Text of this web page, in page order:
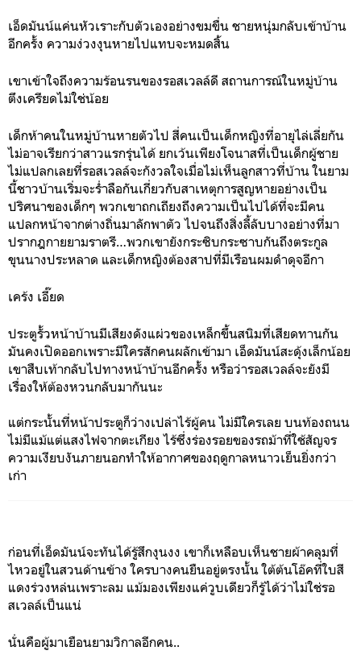
เอ็ดมันน์แค่นหัวเราะกับตัวเองอย่างขมขื่น ชายหนุ่มกลับเข้าบ้าน
อีกครั้ง ความง่วงงุนหายไปแทบจะหมดสิ้น
เขาเข้าใจถึงความร้อนรนของรอสเวลล์ดี สถานการณ์ในหมู่บ้าน
ตึงเครียดไม่ใช่น้อย
เด็กห้าคนในหมู่บ้านหายตัวไป สี่คนเป็นเด็กหญิงที่อายุไล่เลี่ยกัน
ไม่อาจเรียกว่าสาวแรกรุ่นได้ ยกเว้นเพียงโจนาสที่เป็นเด็กผู้ชาย
ไม่แปลกเลยที่รอสเวลล์จะกังวลใจเมื่อไม่เห็นลูกสาวที่บ้าน ในยาม
นี้ชาวบ้านเริ่มจะร่ำลือกันเกี่ยวกับสาเหตุการสูญหายอย่างเป็น
ปริศนาของเด็กๆ พวกเขาถกเถียงถึงความเป็นไปได้ที่จะมีคน
แปลกหน้าจากต่างถิ่นมาลักพาตัว ไปจนถึงสิ่งลี้ลับบางอย่างที่มา
ปรากฎกายยามราตรี…พวกเขายังกระซิบกระซาบกันถึงตระกูล
ขุนนางประหลาด และเด็กหญิงต้องสาปที่มีเรือนผมดำดุจอีกา
เคร้ง เอี๊ยด
ประตูรั้วหน้าบ้านมีเสียงดังแผ่วของเหล็กขึ้นสนิมที่เสียดทานกัน
มันคงเปิดออกเพราะมีใครสักคนผลักเข้ามา เอ็ดมันน์สะดุ้งเล็กน้อย
เขาสืบเท้ากลับไปทางหน้าบ้านอีกครั้ง หรือว่ารอสเวลล์จะยังมี
เรื่องให้ต้องหวนกลับมากันนะ
แต่กระนั้นที่หน้าประตูก็ว่างเปล่าไร้ผู้คน ไม่มีใครเลย บนท้องถนน
ไม่มีแม้แต่แสงไฟจากตะเกียง ไร้ซึ่งร่องรอยของรถม้าที่ใช้สัญจร
ความเงียบงันภายนอกทำให้อากาศของฤดูกาลหนาวเย็นยิ่งกว่า
เก่า
ก่อนที่เอ็ดมันน์จะทันได้รู้สึกงุนงง เขาก็เหลือบเห็นชายผ้าคลุมที่
ไหวอยู่ในสวนด้านข้าง ใครบางคนยืนอยู่ตรงนั้น ใต้ต้นโอ๊คที่ใบสี
แดงร่วงหล่นเพราะลม แม้มองเพียงแค่วูบเดียวก็รู้ได้ว่าไม่ใช่รอ
สเวลล์เป็นแน่
นั่นคือผู้มาเยือนยามวิกาลอีกคน..